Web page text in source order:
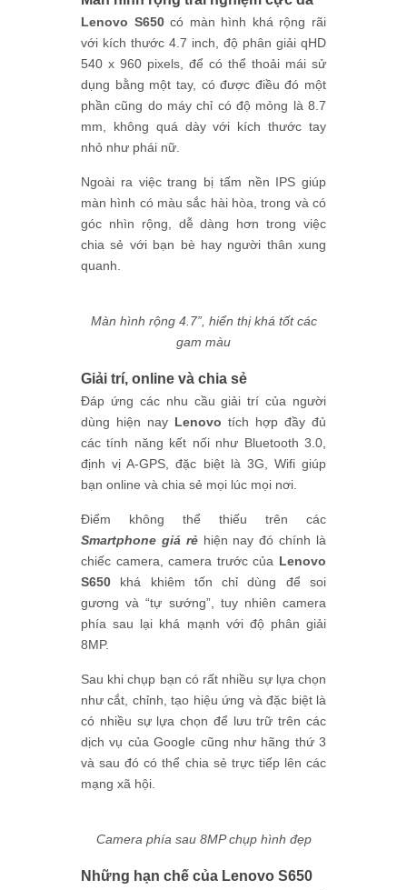
Lenovo S650có màn hình khá rộng rãi
với kích thước 4.7 inch, độ phân giải qHD
540 x 960 pixels, để có thể thoải mái sử
dụng bằng một tay, có được điều đó một
phần cũng do máy chỉ có độ mỏng là 8.7
mm, không quá dày với kích thước tay
nhỏ như phái nữ.
Ngoài ra việc trang bị tấm nền IPS giúp
màn hình có màu sắc hài hòa, trong và có
góc nhìn rộng, dễ dàng hơn trong việc
chia sẻ với bạn bè hay người thân xung
quanh.
Màn hình rộng 4.7”, hiển thị khá tốt các
gam màu
Giải trí, online và chia sẻ
Đáp ứng các nhu cầu giải trí của người
dùng hiện nay Lenovo tích hợp đầy đủ
các tính năng kết nối như Bluetooth 3.0,
định vị A-GPS, đặc biệt là 3G, Wifi giúp
bạn online và chia sẻ mọi lúc mọi nơi.
Điểm không thể thiếu trên các
Smartphone giá rẻhiện nay đó chính là
chiếc camera, camera trước của Lenovo
S650 khá khiêm tốn chỉ dùng để soi
gương và “tự sướng”, tuy nhiên camera
phía sau lại khá mạnh với độ phân giải
8MP.
Sau khi chụp bạn có rất nhiều sự lựa chọn
như cắt, chỉnh, tạo hiệu ứng và đặc biệt là
có nhiều sự lựa chọn để lưu trữ trên các
dịch vụ của Google cũng như hãng thứ 3
và sau đó có thể chia sẻ trực tiếp lên các
mạng xã hội.
Camera phía sau 8MP chụp hình đẹp
Những hạn chế của Lenovo S650